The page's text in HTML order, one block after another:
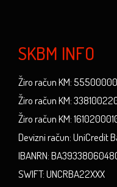
SKBM INFO
Žiro račun KM:
Žiro račun KM:
Žiro račun KM:
Devizni račun: UniCredit
IBANRN:
SWIFT: UNCRBA22XXX